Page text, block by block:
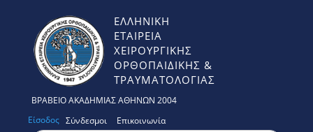
ΕΛΛΗΝΙΚΗ
ΕΤΑΙΡΕΙΑ
ΧΕΙΡΟΥΡΓΙΚΗΣ
ΟΡΘΟΠΑΙΔΙΚΗΣ &
ΤΡΑΥΜΑΤΟΛΟΓΙΑΣ
ΒΡΑΒΕΙΟ ΑΚΑΔΗΜΙΑΣ ΑΘΗΝΩΝ 2004
Είσοδος Σύνδεσμοι Επικοινωνία